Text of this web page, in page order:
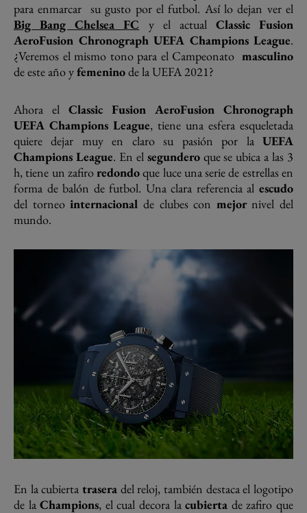
para enmarcar su gusto por el futbol. Así lo dejan ver el
Big Bang Chelsea FC y el actual Classic Fusion
AeroFusion Chronograph UEFA Champions League.
¿Veremos el mismo tono para el Campeonato masculino
de este año yfemeninode la UEFA 2021?
Ahora el Classic Fusion AeroFusion Chronograph
UEFA Champions League, tiene una esfera esqueletada
quiere dejar muy en claro su pasión por la UEFA
Champions League. En el segunderoque se ubica a las 3
h, tiene un zafiroredondoque luce una serie de estrellas en
forma de balón de futbol. Una clara referencia al escudo
del torneointernacional de clubes con mejornivel del
mundo.
En la cubierta trasera del reloj, también destaca el logotipo
de laChampions, el cual decora lacubierta de zafiro que